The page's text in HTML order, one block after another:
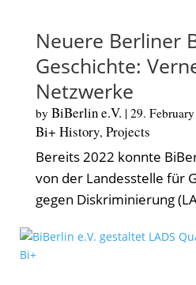
Neuere Berliner
Geschichte:
Netzwerke
by BiBerlin e.V. | 29.
Bi+ History, Projects
Bereits 2022 konnte
von der Landesstelle für
gegen Diskriminierung